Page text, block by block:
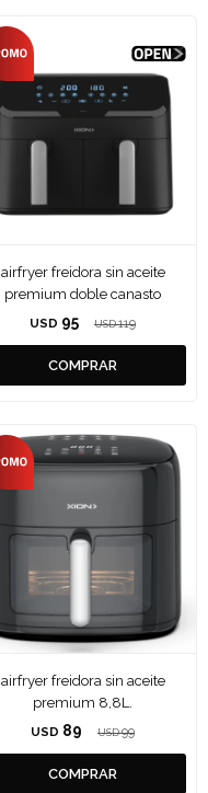
airfryer freidora sin aceite
premium doble canasto
USD 95 USD 119
airfryer freidora sin aceite
premium 8,8L.
USD 89 USD 99